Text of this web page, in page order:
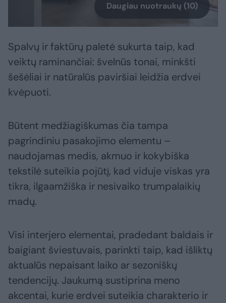
Daugiau nuotraukų (10)
Spalvų ir faktūrų paletė sukurta taip, kad
veiktų raminančiai: švelnūs tonai, minkšti
šešėliai ir natūralūs paviršiai leidžia erdvei
kvėpuoti.
Būtent medžiagiškumas čia tampa
pagrindiniu pasakojimo elementu –
naudojamas medis, akmuo ir kokybiška
tekstilė suteikia pojūtį, kad viduje viskas yra
tikra, ilgaamžiška ir nesivaiko trumpalaikių
madų.
Visi interjero elementai, pradedant baldais ir
baigiant šviestuvais, parinkti taip, kad išliktų
aktualūs nepaisant laiko ar sezoniškų
tendencijų. Jaukumą sustiprina meno
akcentai, kurie erdvei suteikia charakterio ir